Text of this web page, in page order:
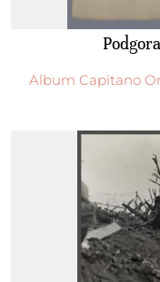
Album Capitano